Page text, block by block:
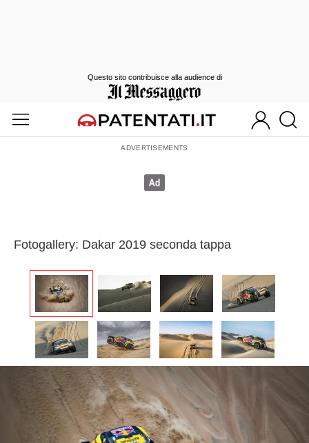
Fotogallery: Dakar 2019 seconda tappa
Questo sito contribuisce alla audience di